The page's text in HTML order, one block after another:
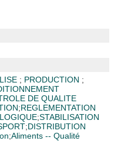
; PRODUCTION ;
DE QUALITE
;REGLEMENTATION
;STABILISATION
;DISTRIBUTION
;Aliments -- Qualité